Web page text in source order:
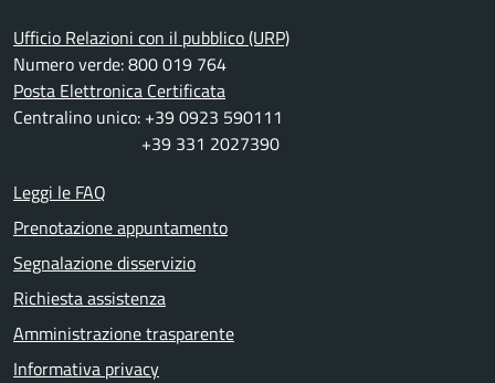
Ufficio Relazioni con il pubblico (URP)
Numero verde: 800 019 764
Posta Elettronica Certificata
Centralino unico: +39 0923 590111
+39 331 2027390
Leggi le FAQ
Prenotazione appuntamento
Segnalazione disservizio
Richiesta assistenza
Amministrazione trasparente
Informativa privacy